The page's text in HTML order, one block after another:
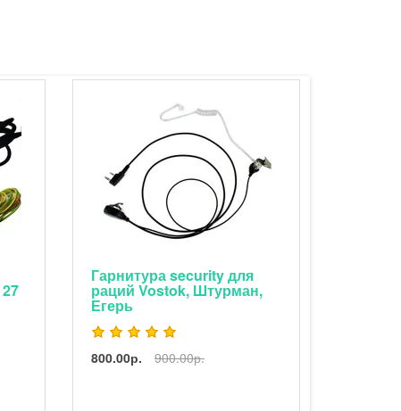
Гарнитура security для
раций Vostok, Штурман,
Егерь
800.00р. 900.00р.